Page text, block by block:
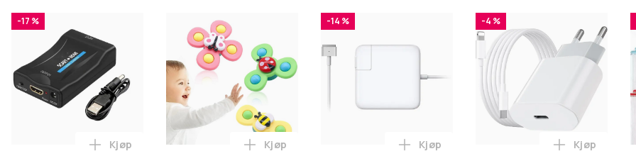
-17 %
Legg SCART til HDMI-omformer 1080p i handlekurven
Kjøp Legg 3-Pak - Fidget Spinners med Sugekopp for Barn i handlekurven
Kjøp
-14 %
Legg Lader for Macbook /
Kjøp
-4 %
Legg
Kjøp